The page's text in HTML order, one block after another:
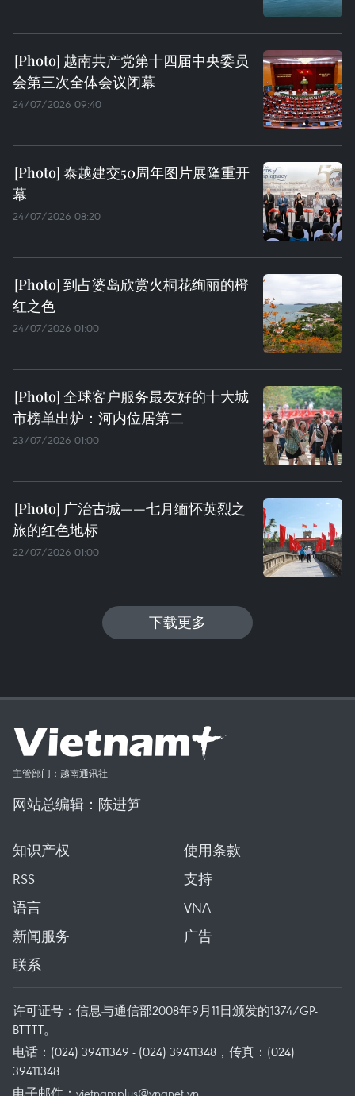
越南共产党第十四届中央委员
会第三次全体会议闭幕
24/07/2026 09:40
泰越建交50周年图片展隆重开
幕
24/07/2026 08:20
到占婆岛欣赏火桐花绚丽的橙
红之色
24/07/2026 01:00
全球客户服务最友好的十大城
市榜单出炉：河内位居第二
23/07/2026 01:00
广治古城——七月缅怀英烈之
旅的红色地标
22/07/2026 01:00
下载更多
主管部门：越南通讯社
网站总编辑：陈进笋
知识产权
使用条款
RSS
支持
语言
VNA
新闻服务
广告
联系
许可证号：信息与通信部2008年9月11日颁发的1374/GP-
BTTTT。
电话：(024) 39411349 - (024) 39411348，传真：(024)
39411348